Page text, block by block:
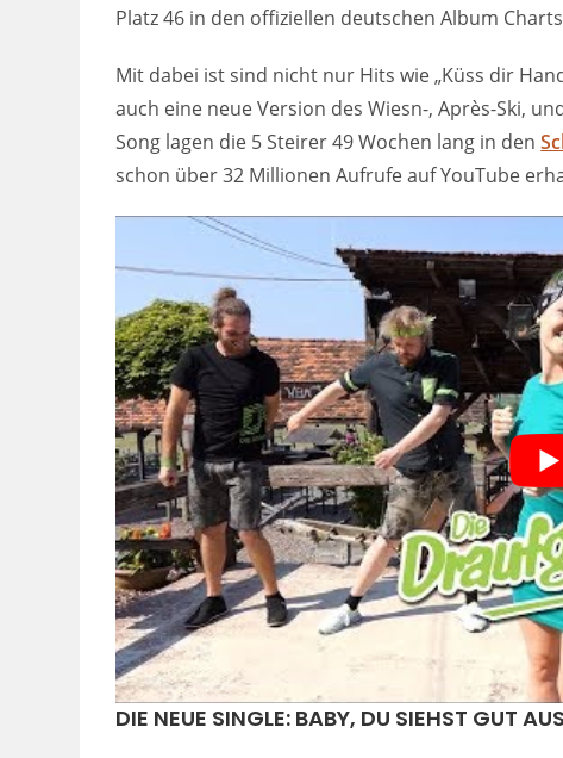
Platz 46 in den offiziellen deutschen Album
Mit dabei ist sind nicht nur Hits wie „Küss dir
auch eine neue Version des Wiesn-, Après-Ski,
Song lagen die 5 Steirer 49 Wochen lang in den
schon über 32 Millionen Aufrufe auf YouTube
DIE NEUE SINGLE: BABY, DU SIEHST GUT AUS